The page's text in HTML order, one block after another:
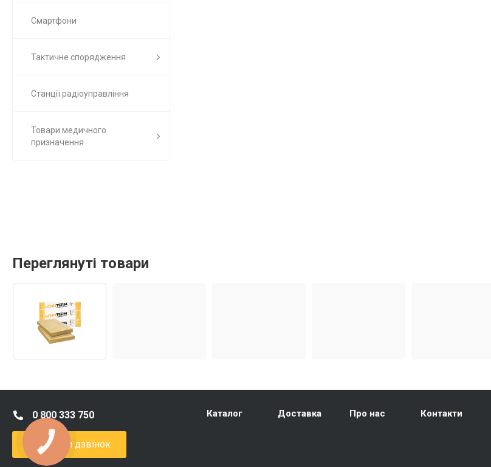
Смартфони
Тактичне спорядження
Станції радіоуправління
Товари медичного
призначення
Переглянуті товари
0 800 333 750
Замовити дзвінок
Каталог Доставка Про нас Контакти